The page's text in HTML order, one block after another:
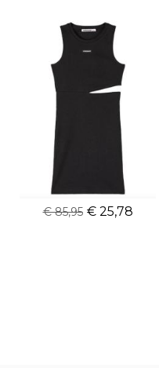
Patrizia Pepe jurk
€ 85,95 € 25,78